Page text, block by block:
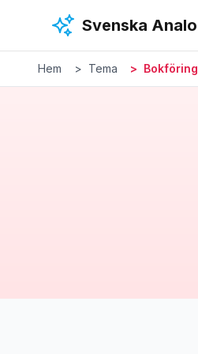
Svenska
Hem Tema Bokföring